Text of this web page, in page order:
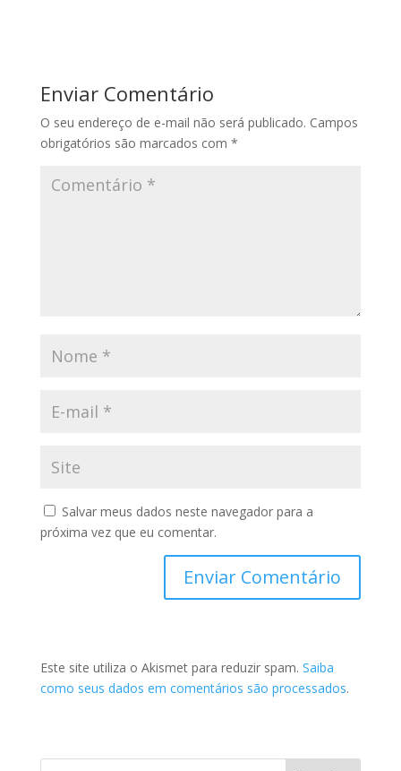
Enviar Comentário
O seu endereço de e-mail não será publicado. Campos
obrigatórios são marcados com *
Salvar meus dados neste navegador para a
próxima vez que eu comentar.
Este site utiliza o Akismet para reduzir spam. Saiba
como seus dados em comentários são processados.